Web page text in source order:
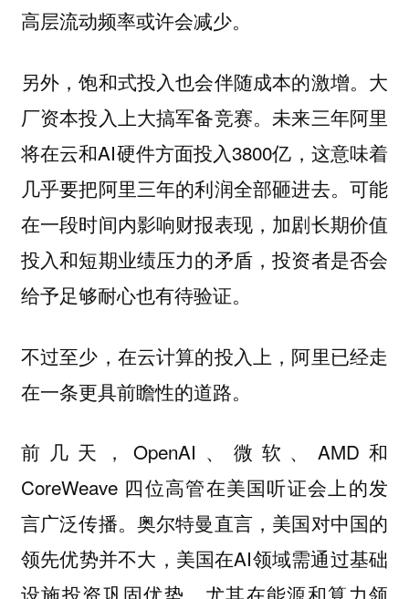
高层流动频率或许会减少。
另外，饱和式投入也会伴随成本的激增。大
厂资本投入上大搞军备竞赛。未来三年阿里
将在云和AI硬件方面投入3800亿，这意味着
几乎要把阿里三年的利润全部砸进去。可能
在一段时间内影响财报表现，加剧长期价值
投入和短期业绩压力的矛盾，投资者是否会
给予足够耐心也有待验证。
不过至少，在云计算的投入上，阿里已经走
在一条更具前瞻性的道路。
前几天，OpenAI、微软、AMD和
CoreWeave 四位高管在美国听证会上的发
言广泛传播。奥尔特曼直言，美国对中国的
领先优势并不大，美国在AI领域需通过基础